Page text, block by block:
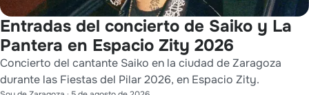
Entradas del concierto de Saiko y La
Pantera en Espacio Zity 2026
Concierto del cantante Saiko en la ciudad de Zaragoza
durante las Fiestas del Pilar 2026, en Espacio Zity.